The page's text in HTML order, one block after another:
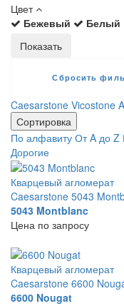
Цвет
Бежевый
Белый
Caesarstone Vicostone
Сортировка
По алфавиту От A до Z
Дорогие
Кварцевый агломерат
Caesarstone 5043
5043 Montblanc
Цена по запросу
Кварцевый агломерат
Caesarstone 6600
6600 Nougat